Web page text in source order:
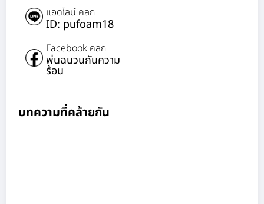
แอดไลน์ คลิก
ID: pufoam18
Facebook คลิก
พ่นฉนวนกันความ
ร้อน
บทความที่คล้ายกัน